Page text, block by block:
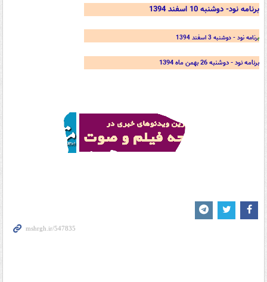
برنامه نود- دوشنبه 10 اسفند 1394
برنامه نود - دوشنبه 3 اسفند 1394
برنامه نود - دوشنبه 26 بهمن ماه 1394